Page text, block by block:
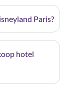
Paris?
hotel